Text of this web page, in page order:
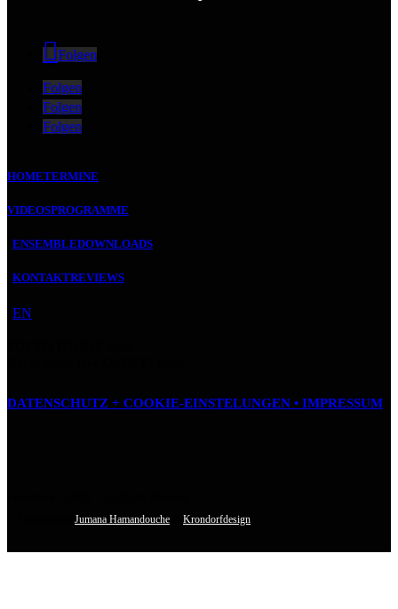
Folgen
Folgen
Folgen
Folgen
HOMETERMINE
VIDEOSPROGRAMME
ENSEMBLEDOWNLOADS
KONTAKTREVIEWS
EN
DATENSCHUTZ + COOKIE-EINSTELUNGEN • IMPRESSUM
Jumana Hamandouche Krondorfdesign